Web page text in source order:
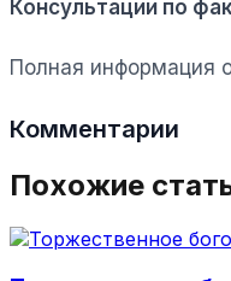
Консультации по
Полная информация
Комментарии
Похожие